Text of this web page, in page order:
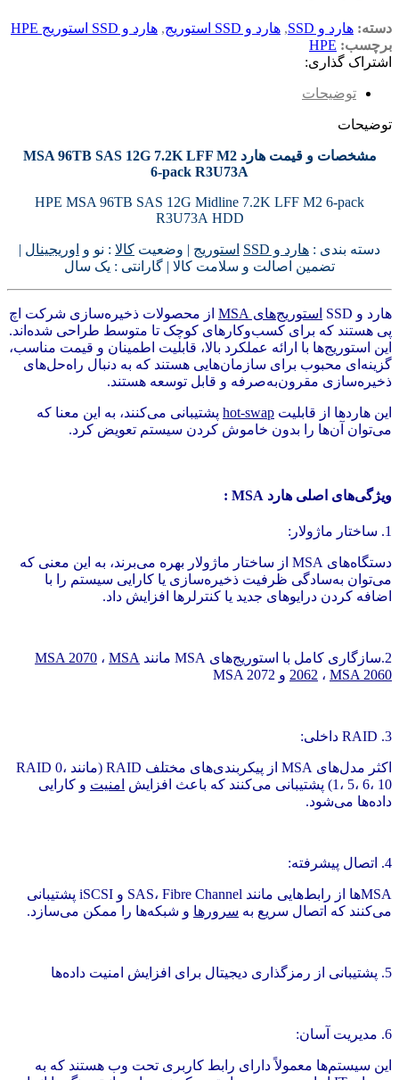
دسته: هارد و SSD , هارد و SSD استوریج , هارد و SSD استوریج HPE
برچسب: HPE
اشتراک گذاری:
توضیحات
توضیحات
مشخصات و قیمت هارد MSA 96TB SAS 12G 7.2K LFF M2
6‑pack R3U73A
HPE MSA 96TB SAS 12G Midline 7.2K LFF M2 6‑pack
R3U73A HDD
دسته بندی : هارد و SSD استوریج | وضعیت کالا : نو و اوریجینال |
تضمین اصالت و سلامت کالا | گارانتی : یک سال
هارد و SSD استوریج‌های MSA
از محصولات ذخیره‌سازی شرکت اچ
پی هستند که برای کسب‌وکارهای کوچک تا متوسط طراحی شده‌اند.
این استوریج‌ها با ارائه عملکرد بالا، قابلیت اطمینان و قیمت مناسب،
گزینه‌ای محبوب برای سازمان‌هایی هستند که به دنبال راه‌حل‌های
ذخیره‌سازی مقرون‌به‌صرفه و قابل توسعه هستند.
این هاردها از قابلیت hot-swap پشتیبانی می‌کنند، به این معنا که
می‌توان آن‌ها را بدون خاموش کردن سیستم تعویض کرد.
ویژگی‌های اصلی هارد MSA :
1. ساختار ماژولار:
دستگاه‌های MSA از ساختار ماژولار بهره می‌برند، به این معنی که
می‌توان به‌سادگی ظرفیت ذخیره‌سازی یا کارایی سیستم را با
اضافه کردن درایوهای جدید یا کنترلرها افزایش داد.
2.سازگاری کامل با استوریج‌های MSA مانند MSA 2070 ، MSA
2062 ، MSA 2060 و MSA 2072
3. RAID داخلی:
اکثر مدل‌های MSA از پیکربندی‌های مختلف RAID (مانند RAID 0،
1، 5، 6، 10) پشتیبانی می‌کنند که باعث افزایش
امنیت و کارایی
داده‌ها می‌شود.
4. اتصال پیشرفته:
MSAها از رابط‌هایی مانند SAS، Fibre Channel و iSCSI پشتیبانی
می‌کنند که اتصال سریع به سرورها و شبکه‌ها را ممکن می‌سازد.
5. پشتیبانی از رمزگذاری دیجیتال برای افزایش امنیت داده‌ها
6. مدیریت آسان:
این سیستم‌ها معمولاً دارای رابط کاربری تحت وب هستند که به